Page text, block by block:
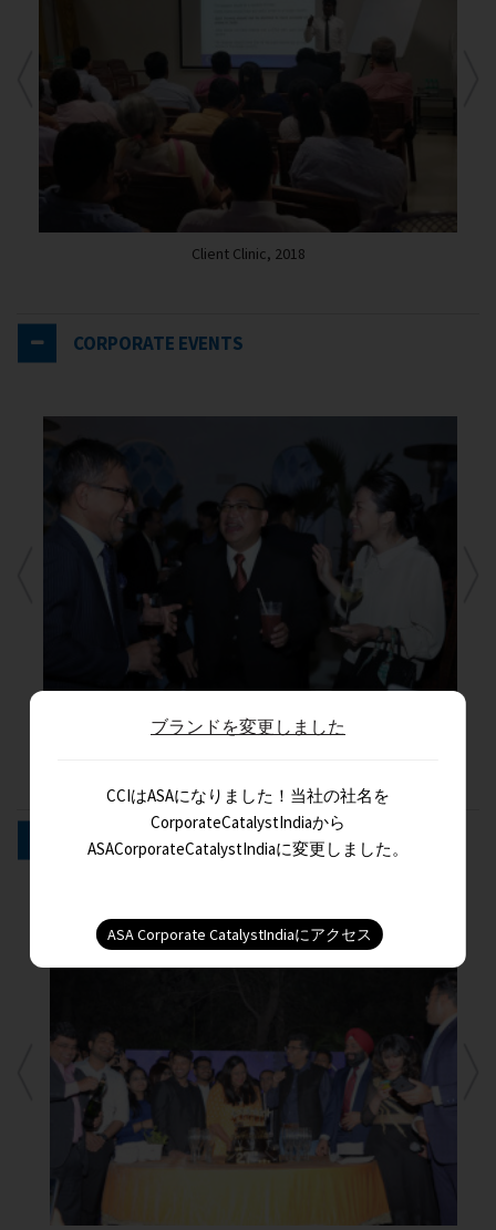
Client Clinic, 2018
CORPORATE EVENTS
CELEBRATIONS
ブランドを変更しました
CCIはASAになりました！当社の社名を
CorporateCatalystIndiaから
ASACorporateCatalystIndiaに変更しました。